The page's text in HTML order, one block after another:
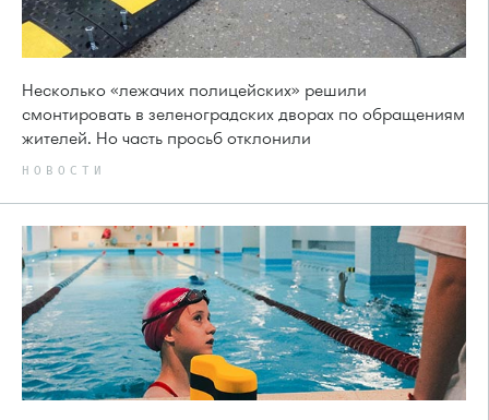
Несколько «лежачих полицейских» решили
смонтировать в зеленоградских дворах по обращениям
жителей. Но часть просьб отклонили
НОВОСТИ